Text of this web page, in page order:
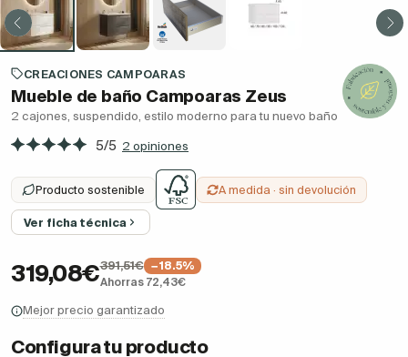
CREACIONES CAMPOARAS
Mueble de baño Campoaras Zeus
2 cajones, suspendido, estilo moderno para tu nuevo baño
5/5 2 opiniones
Producto sostenible A medida · sin devolución
Ver ficha técnica
319,08€391,51€
−18.5%
Ahorras 72,43€
Mejor precio garantizado
Configura tu producto